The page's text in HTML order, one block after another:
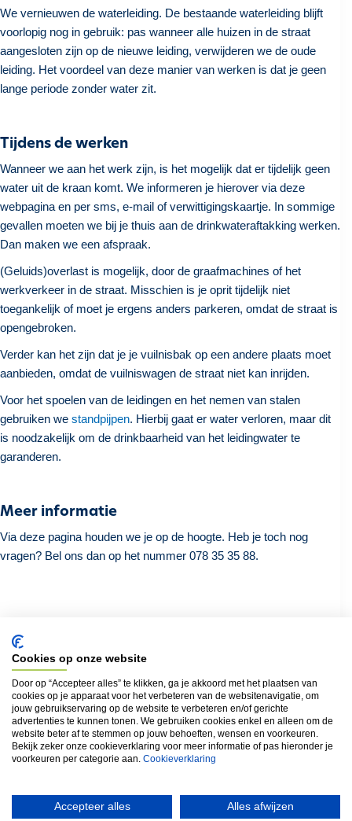
We vernieuwen de waterleiding. De bestaande waterleiding blijft
voorlopig nog in gebruik: pas wanneer alle huizen in de straat
aangesloten zijn op de nieuwe leiding, verwijderen we de oude
leiding. Het voordeel van deze manier van werken is dat je geen
lange periode zonder water zit.
Tijdens de werken
Wanneer we aan het werk zijn, is het mogelijk dat er tijdelijk geen
water uit de kraan komt. We informeren je hierover via deze
webpagina en per sms, e-mail of verwittigingskaartje. In sommige
gevallen moeten we bij je thuis aan de drinkwateraftakking werken.
Dan maken we een afspraak.
(Geluids)overlast is mogelijk, door de graafmachines of het
werkverkeer in de straat. Misschien is je oprit tijdelijk niet
toegankelijk of moet je ergens anders parkeren, omdat de straat is
opengebroken.
Verder kan het zijn dat je je vuilnisbak op een andere plaats moet
aanbieden, omdat de vuilniswagen de straat niet kan inrijden.
Voor het spoelen van de leidingen en het nemen van stalen
gebruiken we standpijpen. Hierbij gaat er water verloren, maar dit
is noodzakelijk om de drinkbaarheid van het leidingwater te
garanderen.
Meer informatie
Via deze pagina houden we je op de hoogte. Heb je toch nog
vragen? Bel ons dan op het nummer 078 35 35 88.
Terug naar het overzicht
Locatie
Abdisweg (8433) van 15 tot 15a
Loviestraat (8433) van 1 tot 13
Cookies op onze website
Door op “Accepteer alles” te klikken, ga je akkoord met het plaatsen van
cookies op je apparaat voor het verbeteren van de websitenavigatie, om
jouw gebruikservaring op de website te verbeteren en/of gerichte
advertenties te kunnen tonen. We gebruiken cookies enkel en alleen om de
website beter af te stemmen op jouw behoeften, wensen en voorkeuren.
Bekijk zeker onze cookieverklaring voor meer informatie of pas hieronder je
voorkeuren per categorie aan. Cookieverklaring
Accepteer alles Alles afwijzen